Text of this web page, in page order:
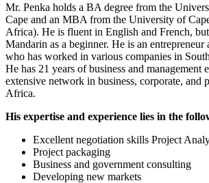
Mr. Penka holds a BA degree from the
Cape and an MBA from the University of
Africa). He is fluent in English and French, but
Mandarin as a beginner. He is an entrepreneur
who has worked in various companies in
He has 21 years of business and management
extensive network in business, corporate, and
Africa.
His expertise and experience lies in the
Excellent negotiation skills Project
Project packaging
Business and government consulting
Developing new markets